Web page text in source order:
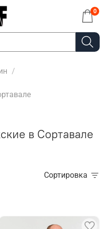
0
в Сортавале
Сортировка